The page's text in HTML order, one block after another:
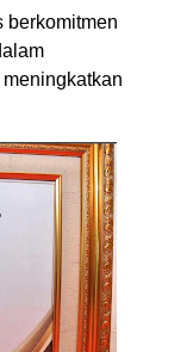
berkomitmen